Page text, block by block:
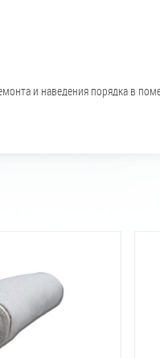
и наведения порядка в